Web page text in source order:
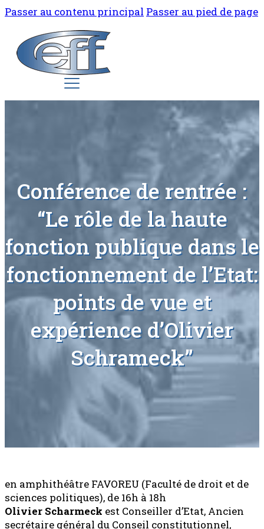
Passer au contenu principal Passer au pied de page
Conférence de rentrée :
“Le rôle de la haute
fonction publique dans le
fonctionnement de l’Etat:
points de vue et
expérience d’Olivier
Schrameck”
en amphithéâtre FAVOREU (Faculté de droit et de
sciences politiques), de 16h à 18h
Olivier Scharmeck est Conseiller d’Etat, Ancien
secrétaire général du Conseil constitutionnel,